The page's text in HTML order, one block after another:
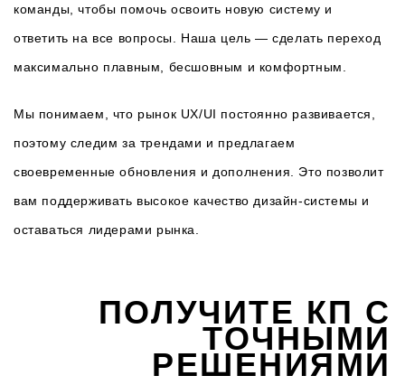
команды, чтобы помочь освоить новую систему и
ответить на все вопросы. Наша цель — сделать переход
максимально плавным, бесшовным и комфортным.
Мы понимаем, что рынок UX/UI постоянно развивается,
поэтому следим за трендами и предлагаем
своевременные обновления и дополнения. Это позволит
вам поддерживать высокое качество дизайн-системы и
оставаться лидерами рынка.
ПОЛУЧИТЕ КП С
ТОЧНЫМИ
РЕШЕНИЯМИ